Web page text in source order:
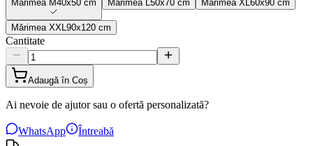
Mărimea M40x50 cm Mărimea 50x70 cm Mărimea XL 60x90 cm
Mărimea XXL 90x120 cm
Cantitate
Adaugă în Coș
Ai nevoie de ajutor sau o ofertă personalizată?
WhatsApp Întreabă